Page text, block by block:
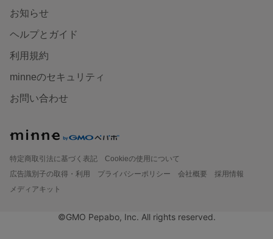
お知らせ
ヘルプとガイド
利用規約
minneのセキュリティ
お問い合わせ
特定商取引法に基づく表記
Cookieの使用について
広告識別子の取得・利用
プライバシーポリシー 会社概要
採用情報
メディアキット
©GMO Pepabo, Inc. All rights reserved.